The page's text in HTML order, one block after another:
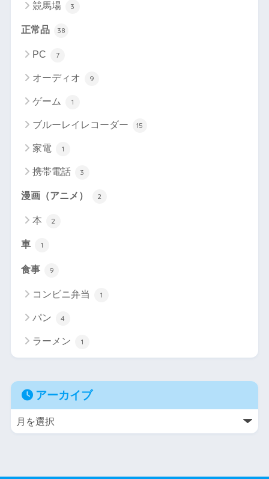
競馬場 3
正常品 38
PC 7
オーディオ 9
ゲーム 1
ブルーレイレコーダー 15
家電 1
携帯電話 3
漫画（アニメ） 2
本 2
車 1
食事 9
コンビニ弁当 1
パン 4
ラーメン 1
アーカイブ